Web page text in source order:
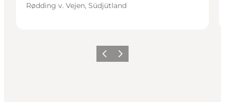
Rødding v. Vejen, Südjütland
Vorherige Folie
Nächste Folie